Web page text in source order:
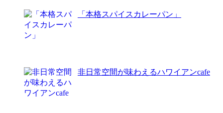
「本格スパイスカレーパン」
非日常空間が味わえるハワイアンcafe